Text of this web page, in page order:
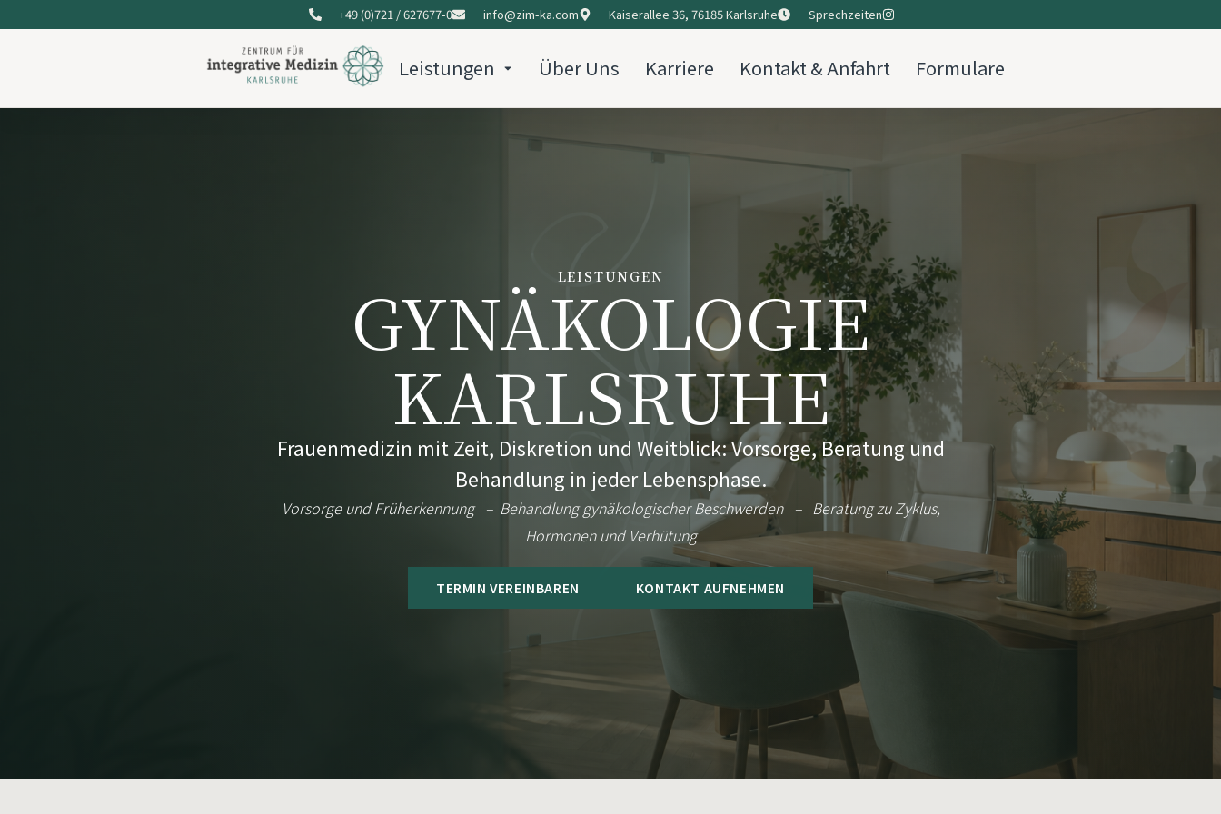
+49 (0)721 / 627677-0 info@zim-ka.com Kaiserallee 36, 76185 Karlsruhe Sprechzeiten
Leistungen Über Uns Karriere Kontakt & Anfahrt Formulare
LEISTUNGEN
GYNÄKOLOGIE
KARLSRUHE
Frauenmedizin mit Zeit, Diskretion und Weitblick: Vorsorge, Beratung und
Behandlung in jeder Lebensphase.
Vorsorge und Früherkennung – Behandlung gynäkologischer Beschwerden – Beratung zu Zyklus,
Hormonen und Verhütung
TERMIN VEREINBAREN KONTAKT AUFNEHMEN